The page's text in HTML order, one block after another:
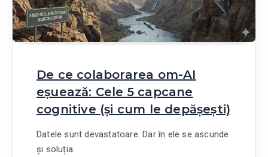
De ce colaborarea om-AI
eșuează: Cele 5 capcane
cognitive (și cum le depășești)
Datele sunt devastatoare. Dar în ele se ascunde
și soluția.